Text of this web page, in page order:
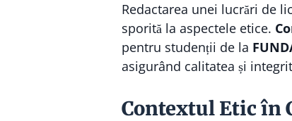
Redactarea unei lucrări de
sporită la aspectele etice.
pentru studenții de la
asigurând calitatea și
Contextul Etic în